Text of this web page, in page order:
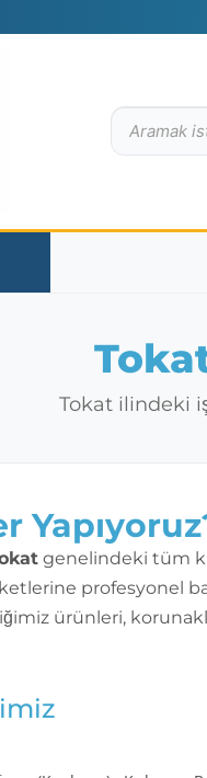
Tokat ilindeki
genelindeki tüm
profesyonel
ürünleri,